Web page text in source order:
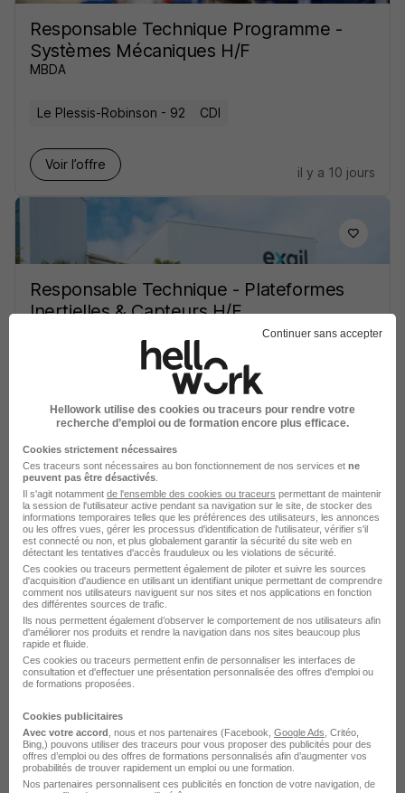
Responsable Technique Programme -
Systèmes Mécaniques H/F
MBDA
Le Plessis-Robinson - 92 CDI
Voir l’offre
il y a 10 jours
Responsable Technique - Plateformes
Inertielles & Capteurs H/F
Saint-Germain-en-Laye - 78 CDI
Voir l’offre
Superviseur Technique H/F
Barrière
Paris 8e - 75 CDI 38 000 - 41 000 € / an
Voir l’offre
il y a 10 jours
Responsable Technique Nucléaire H/F
Continuer sans accepter
Hellowork utilise des cookies ou traceurs pour rendre votre
recherche d’emploi ou de formation encore plus efficace.
Cookies strictement nécessaires
Ces traceurs sont nécessaires au bon fonctionnement de nos services et ne
peuvent pas être désactivés
Il s'agit notamment de l'ensemble des cookies ou traceurs permettant de maintenir
la session de l'utilisateur active pendant sa navigation sur le site, de stocker des
informations temporaires telles que les préférences des utilisateurs, les annonces
ou les offres vues, gérer les processus d'identification de l'utilisateur, vérifier s'il
est connecté ou non, et plus globalement garantir la sécurité du site web en
détectant les tentatives d'accès frauduleux ou les violations de sécurité.
Ces cookies ou traceurs permettent également de piloter et suivre les sources
d'acquisition d'audience en utilisant un identifiant unique permettant de comprendre
comment nos utilisateurs naviguent sur nos sites et nos applications en fonction
des différentes sources de trafic.
Ils nous permettent également d’observer le comportement de nos utilisateurs afin
d'améliorer nos produits et rendre la navigation dans nos sites beaucoup plus
rapide et fluide.
Ces cookies ou traceurs permettent enfin de personnaliser les interfaces de
consultation et d'effectuer une présentation personnalisée des offres d'emploi ou
de formations proposées.
Cookies publicitaires
Avec votre accord , nous et nos partenaires (Facebook, Google Ads , Critéo,
Bing,) pouvons utiliser des traceurs pour vous proposer des publicités pour des
offres d’emploi ou des offres de formations personnalisés afin d’augmenter vos
probabilités de trouver rapidement un emploi ou une formation.
Nos partenaires personnalisent ces publicités en fonction de votre navigation, de